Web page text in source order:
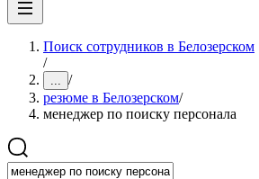
Поиск сотрудников в Белозерском
/
... /
резюме в Белозерском/
менеджер по поиску персонала